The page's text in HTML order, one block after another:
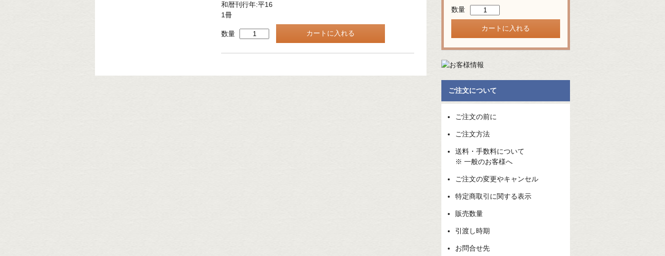
和暦刊行年:平16
1冊
数量
数量
ご注文について
ご注文の前に
ご注文方法
送料・手数料について
※ 一般のお客様へ
ご注文の変更やキャンセル
特定商取引に関する表示
販売数量
引渡し時期
お問合せ先